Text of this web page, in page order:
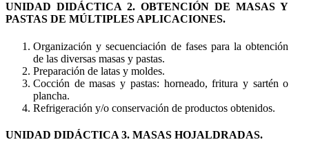
UNIDAD DIDÁCTICA 2. OBTENCIÓN DE MASAS Y
PASTAS DE MÚLTIPLES APLICACIONES.
Organización y secuenciación de fases para la obtención
de las diversas masas y pastas.
Preparación de latas y moldes.
Cocción de masas y pastas: horneado, fritura y sartén o
plancha.
Refrigeración y/o conservación de productos obtenidos.
UNIDAD DIDÁCTICA 3. MASAS HOJALDRADAS.